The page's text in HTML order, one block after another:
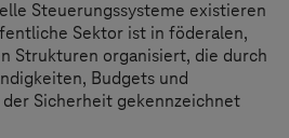
Steuerungssysteme existieren
Sektor ist in föderalen,
Strukturen organisiert, die durch
Budgets und
Sicherheit gekennzeichnet